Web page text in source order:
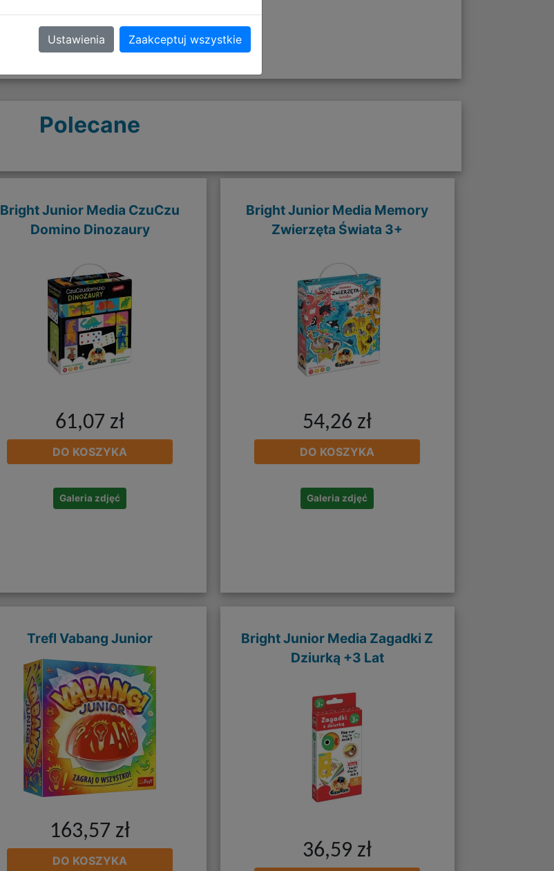
Polecane
Bright Junior Media CzuCzu
Domino Dinozaury
61,07 zł
DO KOSZYKA
Galeria zdjęć
Bright Junior Media Memory
Zwierzęta Świata 3+
54,26 zł
DO KOSZYKA
Galeria zdjęć
Trefl Vabang Junior
163,57 zł
DO KOSZYKA
Bright Junior Media Zagadki Z
Dziurką +3 Lat
36,59 zł
Ustawienia Zaakceptuj wszystkie